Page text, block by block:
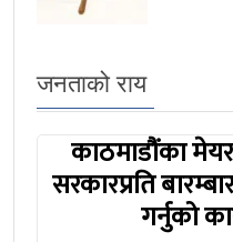
जनताको राय
काठमाडौंका
सरकारप्रति
गर्नुको